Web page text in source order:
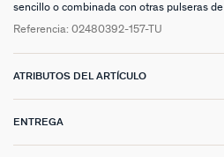
COMPONER MI JOYA
PIERCINGS DORADOS
LUCKY
CANDY
sencillo o combinada con otras pulseras
Referencia: 02480392-157-TU
ATRIBUTOS DEL ARTÍCULO
ENTREGA